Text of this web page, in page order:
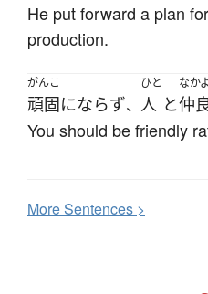
He put forward a plan
production.
がんこ
頑固にならず、
ひと
人 と
なかよ
仲
You should be friendly
MoreSentences >